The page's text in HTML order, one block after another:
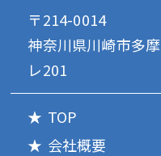
〒214-0014
神奈川県川崎市多
レ201
TOP
会社概要